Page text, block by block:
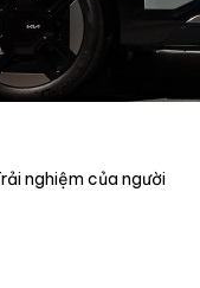
nghiệm của người